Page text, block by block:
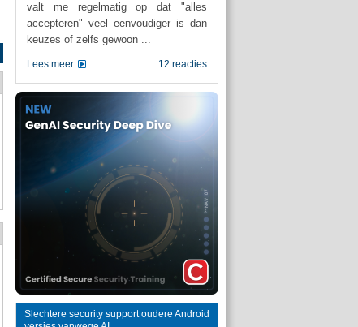
valt me regelmatig op dat "alles
accepteren" veel eenvoudiger is dan
keuzes of zelfs gewoon ...
12 reacties
Lees meer
Slechtere security support oudere Android